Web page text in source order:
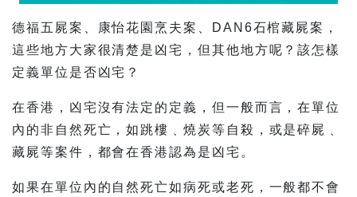
德福五屍案、康怡花園烹夫案、DAN6石棺藏屍案，
這些地方大家很清楚是凶宅，但其他地方呢？該怎樣
定義單位是否凶宅？
在香港，凶宅沒有法定的定義，但一般而言，在單位
內的非自然死亡，如跳樓﹑燒炭等自殺，或是碎屍﹑
藏屍等案件，都會在香港認為是凶宅。
如果在單位內的自然死亡如病死或老死，一般都不會